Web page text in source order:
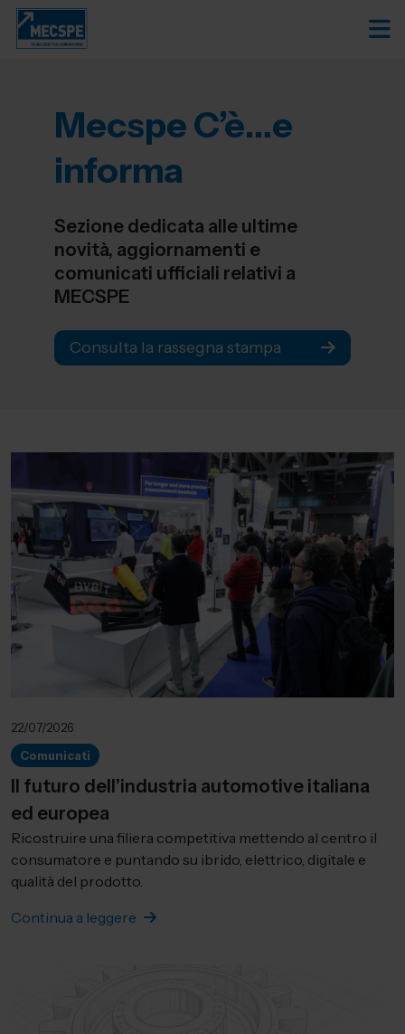
Mecspe C’è…e
informa
Sezione dedicata alle ultime
novità, aggiornamenti e
comunicati ufficiali relativi a
MECSPE
Consulta la rassegna stampa
22/07/2026
Comunicati
Il futuro dell’industria automotive italiana
ed europea
Ricostruire una filiera competitiva mettendo al centro il
consumatore e puntando su ibrido, elettrico, digitale e
qualità del prodotto.
Continua a leggere